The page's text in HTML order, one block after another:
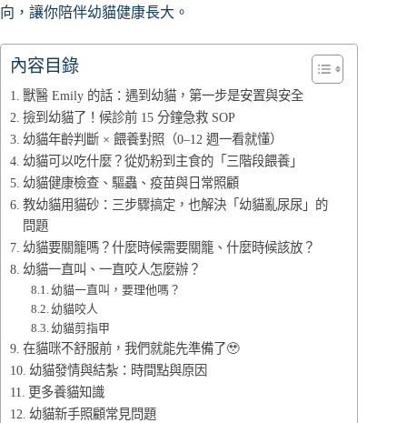
向，讓你陪伴幼貓健康長大。
內容目錄
獸醫 Emily 的話：遇到幼貓，第一步是安置與安全
撿到幼貓了！候診前 15 分鐘急救 SOP
幼貓年齡判斷 × 餵養對照（0–12 週一看就懂）
幼貓可以吃什麼？從奶粉到主食的「三階段餵養」
幼貓健康檢查、驅蟲、疫苗與日常照顧
教幼貓用貓砂：三步驟搞定，也解決「幼貓亂尿尿」的
問題
幼貓要關籠嗎？什麼時候需要關籠、什麼時候該放？
幼貓一直叫、一直咬人怎麼辦？
幼貓一直叫，要理他嗎？
幼貓咬人
幼貓剪指甲
在貓咪不舒服前，我們就能先準備了🥹
幼貓發情與結紮：時間點與原因
更多養貓知識
幼貓新手照顧常見問題